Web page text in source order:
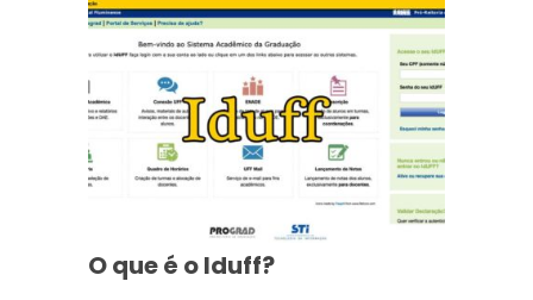
O que é o Iduff?